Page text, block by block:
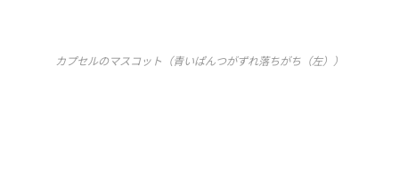
カプセルのマスコット（青いぱんつがずれ落ちがち（左））